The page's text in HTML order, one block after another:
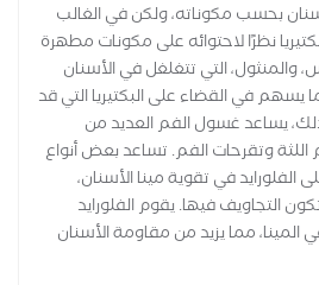
بحسب مكوناته، ولكن في الغالب
نظرًا لاحتوائه على مكونات مطهرة
والمنثول، التي تتغلغل في الأسنان
يسهم في القضاء على البكتيريا التي قد
يساعد غسول الفم العديد من
وتقرحات الفم. تساعد بعض أنواع
في تقوية مينا الأسنان،
التجاويف فيها. يقوم الفلورايد
مما يزيد من مقاومة الأسنان